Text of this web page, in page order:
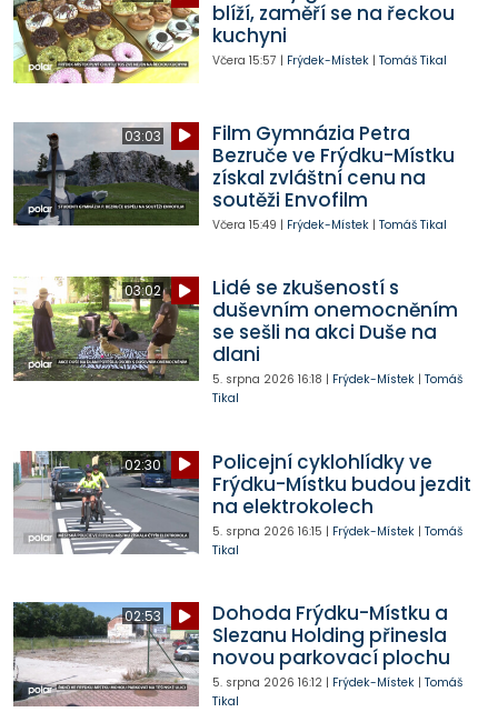
blíží, zaměří se na řeckou
kuchyni
Včera 15:57 | Frýdek-Místek| Tomáš Tikal
03:03
Film Gymnázia Petra
Bezruče ve Frýdku-Místku
získal zvláštní cenu na
soutěži Envofilm
Včera 15:49 | Frýdek-Místek| Tomáš Tikal
03:02
Lidé se zkušeností s
duševním onemocněním
se sešli na akci Duše na
dlani
5. srpna 2026 16:18 | Frýdek-Místek| Tomáš
Tikal
02:30
Policejní cyklohlídky ve
Frýdku-Místku budou jezdit
na elektrokolech
5. srpna 2026 16:15 | Frýdek-Místek| Tomáš
Tikal
02:53
Dohoda Frýdku-Místku a
Slezanu Holding přinesla
novou parkovací plochu
5. srpna 2026 16:12| Frýdek-Místek| Tomáš
Tikal